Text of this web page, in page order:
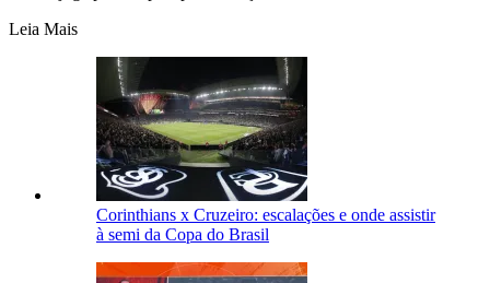
Leia Mais
Corinthians x Cruzeiro: escalações e onde assistir
à semi da Copa do Brasil